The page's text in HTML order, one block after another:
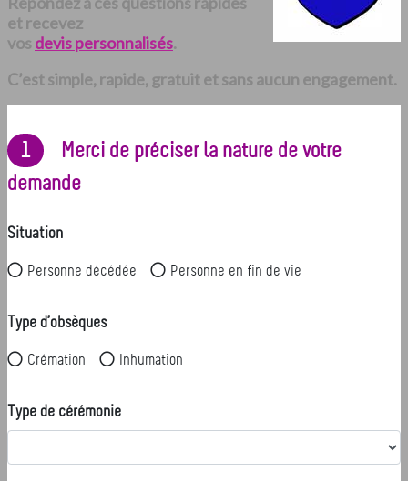
et recevez
vos devis personnalisés.
C’est simple, rapide, gratuit et sans aucun engagement.